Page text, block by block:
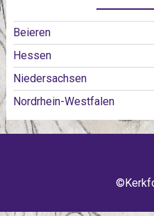
Beieren
Hessen
Niedersachsen
Nordrhein-Westfalen